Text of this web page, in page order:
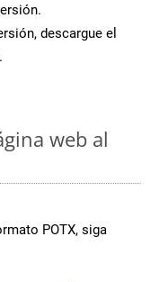
descargue el
web al
POTX, siga